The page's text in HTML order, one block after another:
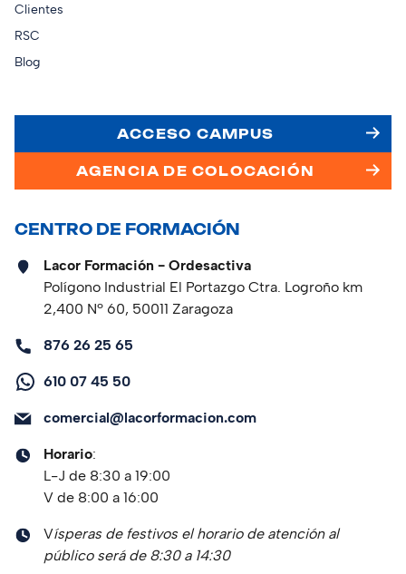
Clientes
RSC
Blog
ACCESO CAMPUS
AGENCIA DE COLOCACIÓN
CENTRO DE FORMACIÓN
Lacor Formación - Ordesactiva
Polígono Industrial El Portazgo Ctra. Logroño km
2,400 Nº 60, 50011 Zaragoza
876 26 25 65
610 07 45 50
comercial@lacorformacion.com
Horario:
L-J de 8:30 a 19:00
V de 8:00 a 16:00
Vísperas de festivos el horario de atención al
público será de 8:30 a 14:30